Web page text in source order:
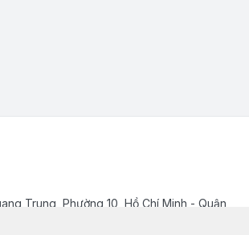
Trung, Phường 10, Hồ Chí Minh - Quận